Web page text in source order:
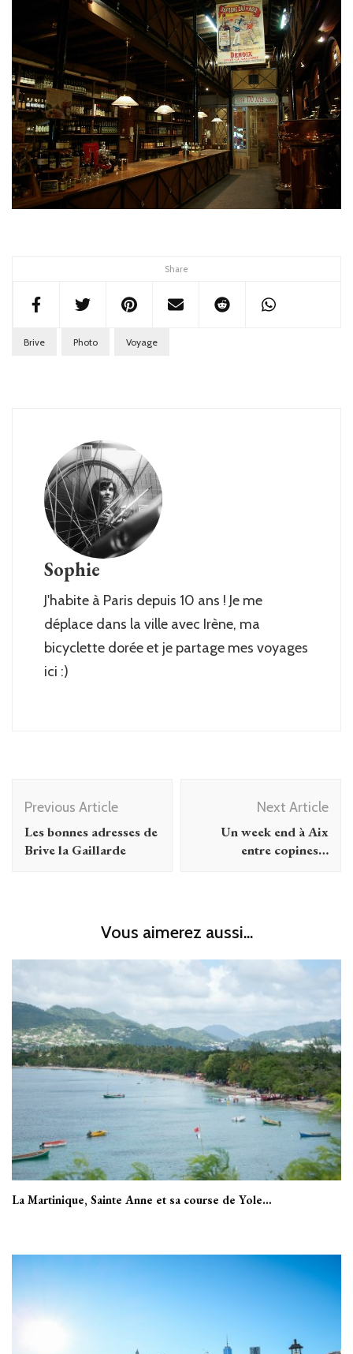
Share
Brive Photo Voyage
Sophie
J'habite à Paris depuis 10 ans ! Je me
déplace dans la ville avec Irène, ma
bicyclette dorée et je partage mes voyages
ici :)
Navigation
Previous Article
Les bonnes adresses de
Brive la Gaillarde
Next Article
Un week end à Aix
entre copines…
Vous aimerez aussi...
La Martinique, Sainte Anne et sa course de Yole…